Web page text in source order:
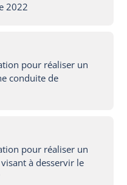
2022
pour réaliser un
conduite de
pour réaliser un
à desservir le